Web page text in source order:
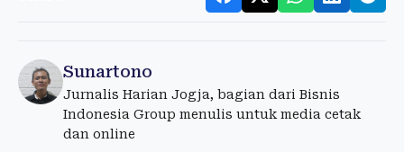
Sunartono
Jurnalis Harian Jogja, bagian dari Bisnis
Indonesia Group menulis untuk media cetak
dan online